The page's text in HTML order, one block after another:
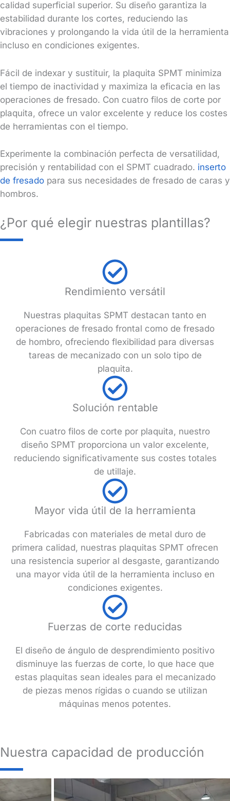
calidad superficial superior. Su diseño garantiza la
estabilidad durante los cortes, reduciendo las
vibraciones y prolongando la vida útil de la herramienta
incluso en condiciones exigentes.
Fácil de indexar y sustituir, la plaquita SPMT minimiza
el tiempo de inactividad y maximiza la eficacia en las
operaciones de fresado. Con cuatro filos de corte por
plaquita, ofrece un valor excelente y reduce los costes
de herramientas con el tiempo.
Experimente la combinación perfecta de versatilidad,
precisión y rentabilidad con el SPMT cuadrado. inserto
de fresado para sus necesidades de fresado de caras y
hombros.
¿Por qué elegir nuestras plantillas?
Rendimiento versátil
Nuestras plaquitas SPMT destacan tanto en
operaciones de fresado frontal como de fresado
de hombro, ofreciendo flexibilidad para diversas
tareas de mecanizado con un solo tipo de
plaquita.
Solución rentable
Con cuatro filos de corte por plaquita, nuestro
diseño SPMT proporciona un valor excelente,
reduciendo significativamente sus costes totales
de utillaje.
Mayor vida útil de la herramienta
Fabricadas con materiales de metal duro de
primera calidad, nuestras plaquitas SPMT ofrecen
una resistencia superior al desgaste, garantizando
una mayor vida útil de la herramienta incluso en
condiciones exigentes.
Fuerzas de corte reducidas
El diseño de ángulo de desprendimiento positivo
disminuye las fuerzas de corte, lo que hace que
estas plaquitas sean ideales para el mecanizado
de piezas menos rígidas o cuando se utilizan
máquinas menos potentes.
Nuestra capacidad de producción